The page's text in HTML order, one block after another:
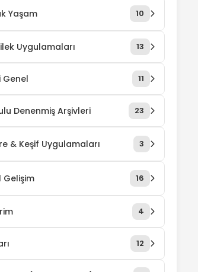
Yaşam 10
Uygulamaları 13
Genel 11
Denenmiş Arşivleri 23
& Keşif Uygulamaları 3
Gelişim 16
4
12